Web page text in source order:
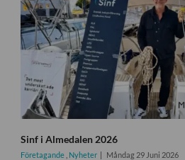
Sinf i Almedalen 2026
Företagande Nyheter Måndag 29 Juni 2026